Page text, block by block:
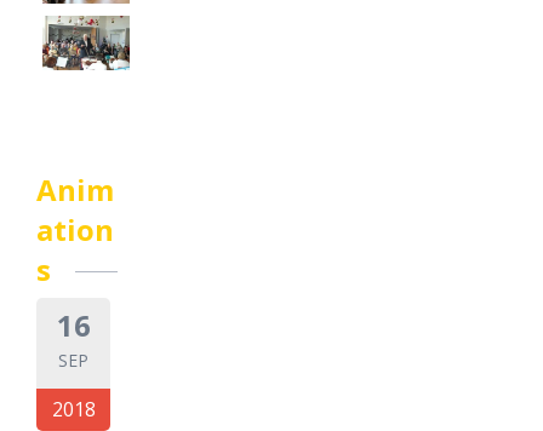
Anim
ation
s
16
SEP
2018